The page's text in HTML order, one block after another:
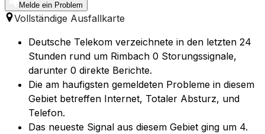
Melde ein Problem
Vollständige Ausfallkarte
Deutsche Telekom verzeichnete in den letzten 24
Stunden rund um Rimbach 0 Storungssignale,
darunter 0 direkte Berichte.
Die am haufigsten gemeldeten Probleme in diesem
Gebiet betreffen Internet, Totaler Absturz, und
Telefon.
Das neueste Signal aus diesem Gebiet ging um 4.